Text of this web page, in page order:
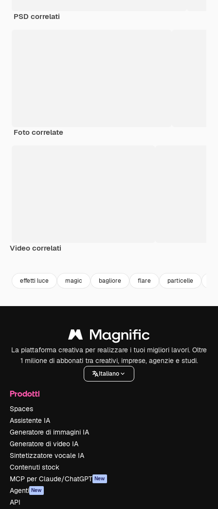
PSD correlati
Foto correlate
Video correlati
effetti luce magic bagliore flare particelle
La piattaforma creativa per realizzare i tuoi migliori lavori. Oltre
1 milione di abbonati tra creativi, imprese, agenzie e studi.
Italiano
Prodotti
Spaces
Assistente IA
Generatore di immagini IA
Generatore di video IA
Sintetizzatore vocale IA
Contenuti stock
MCP per Claude/ChatGPT New
Agenti New
API